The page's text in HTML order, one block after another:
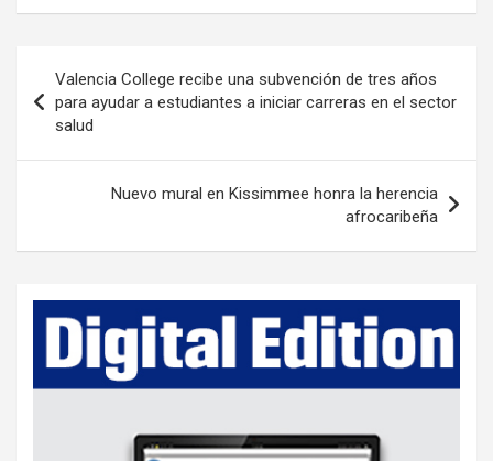
t
Valencia College recibe una subvención de tres años
para ayudar a estudiantes a iniciar carreras en el sector
salud
Nuevo mural en Kissimmee honra la herencia
afrocaribeña